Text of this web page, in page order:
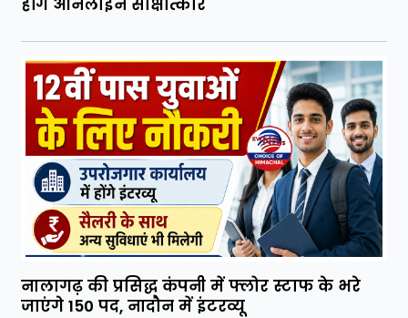
होंगे ऑनलाइन साक्षात्कार
नालागढ़ की प्रसिद्ध कंपनी में फ्लोर स्टाफ के भरे
जाएंगे 150 पद, नादौन में इंटरव्यू